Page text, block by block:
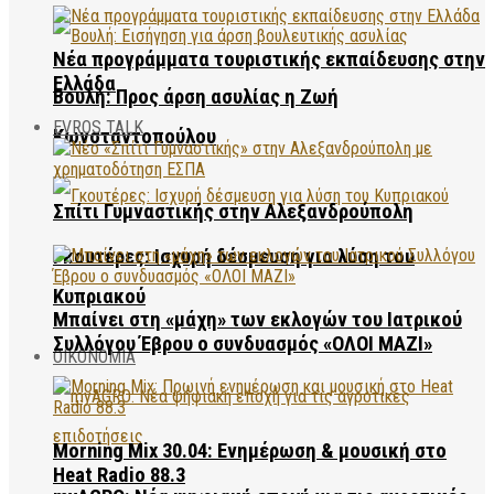
Βουλή: Προς άρση ασυλίας η Ζωή
Κωνσταντοπούλου
Γκουτέρες: Ισχυρή δέσμευση για λύση του
Κυπριακού
ΟΙΚΟΝΟΜΙΑ
Νέα προγράμματα τουριστικής εκπαίδευσης στην
Ελλάδα
EVROS TALK
Σπίτι Γυμναστικής στην Αλεξανδρούπολη
Μπαίνει στη «μάχη» των εκλογών του Ιατρικού
Συλλόγου Έβρου ο συνδυασμός «ΟΛΟΙ ΜΑΖΙ»
Morning Mix 30.04: Ενημέρωση & μουσική στο
Heat Radio 88.3